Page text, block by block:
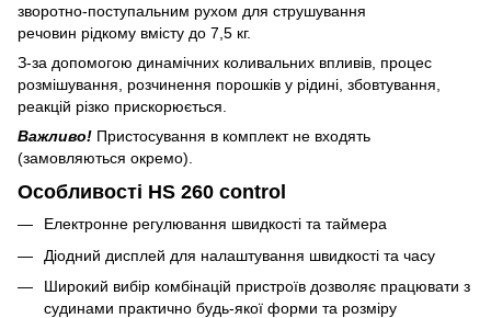
зворотно-поступальним рухом для струшування
речовин рідкому вмісту до 7,5 кг.
З-за допомогою динамічних коливальних впливів, процес
розмішування, розчинення порошків у рідині, збовтування,
реакцій різко прискорюється.
Важливо! Пристосування в комплект не входять
(замовляються окремо).
Особливості HS 260 control
Електронне регулювання швидкості та таймера
Діодний дисплей для налаштування швидкості та часу
Широкий вибір комбінацій пристроїв дозволяє працювати з
судинами практично будь-якої форми та розміру